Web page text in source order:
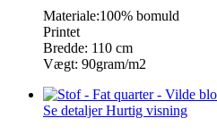
Materiale:100% bomuld
Printet
Bredde: 110 cm
Vægt: 90gram/m2
Se detaljerHurtig visning